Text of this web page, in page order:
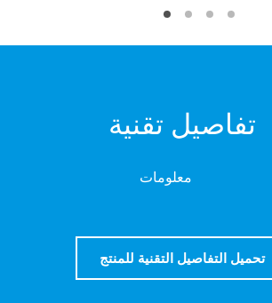
تفاصيل تقنية
معلومات
التفاصيل التقنية للمنتج